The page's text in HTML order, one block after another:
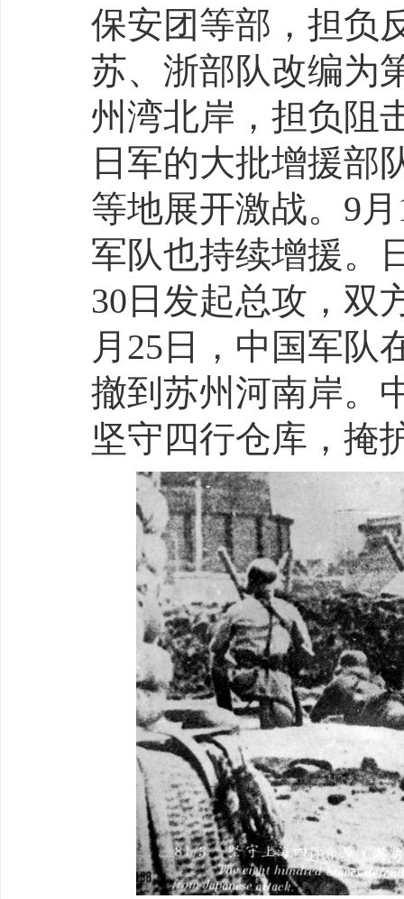
保安团等部，担负
苏、浙部队改编为
州湾北岸，担负阻
日军的大批增援部
等地展开激战。9
军队也持续增援。
30日发起总攻，双
月25日，中国军队
撤到苏州河南岸。
坚守四行仓库，掩